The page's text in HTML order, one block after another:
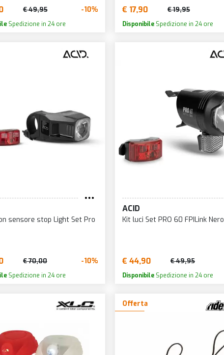
€ 49,95 -10%
Spedizione in 24 ore
€ 17,90 € 19,95
DisponibileSpedizione in 24 ore
sensore stop Light Set Pro
€ 70,00 -10%
Spedizione in 24 ore
ACID
Kit luci Set PRO 60 FPILink Nero
€ 44,90 € 49,95
DisponibileSpedizione in 24 ore
Offerta